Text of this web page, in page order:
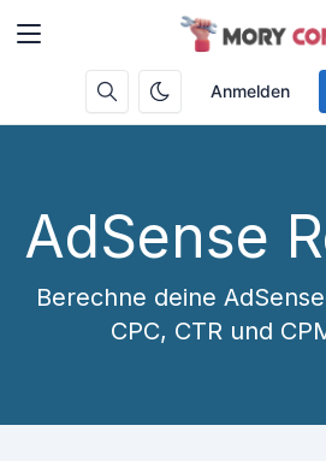
Anmelden
AdSense
Berechne deine
CPC, CTR und